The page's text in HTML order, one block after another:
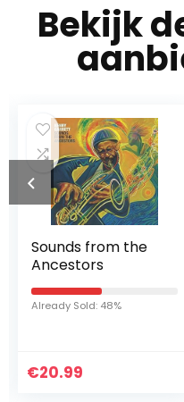
Bekijk
John Coltrane – 8
Classic Albums
Already Sold: 12%
€16.00